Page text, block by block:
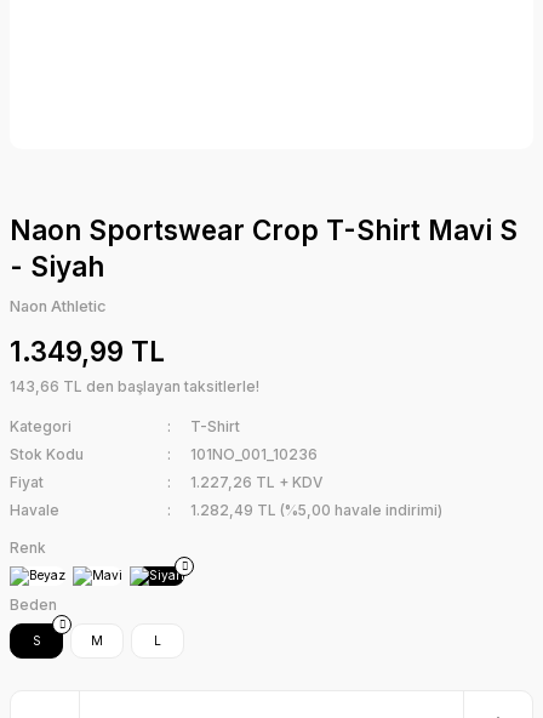
Naon Sportswear Crop T-Shirt Mavi S
- Siyah
Naon Athletic
1.349,99 TL
143,66 TL den başlayan taksitlerle!
Kategori
T-Shirt
Stok Kodu
101NO_001_10236
Fiyat
1.227,26 TL + KDV
Havale
1.282,49 TL (%5,00 havale indirimi)
Renk
Beden
S M